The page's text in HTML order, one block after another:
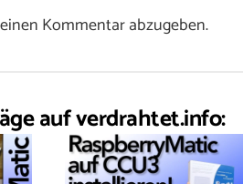
Kommentar abzugeben.
auf verdrahtet.info: